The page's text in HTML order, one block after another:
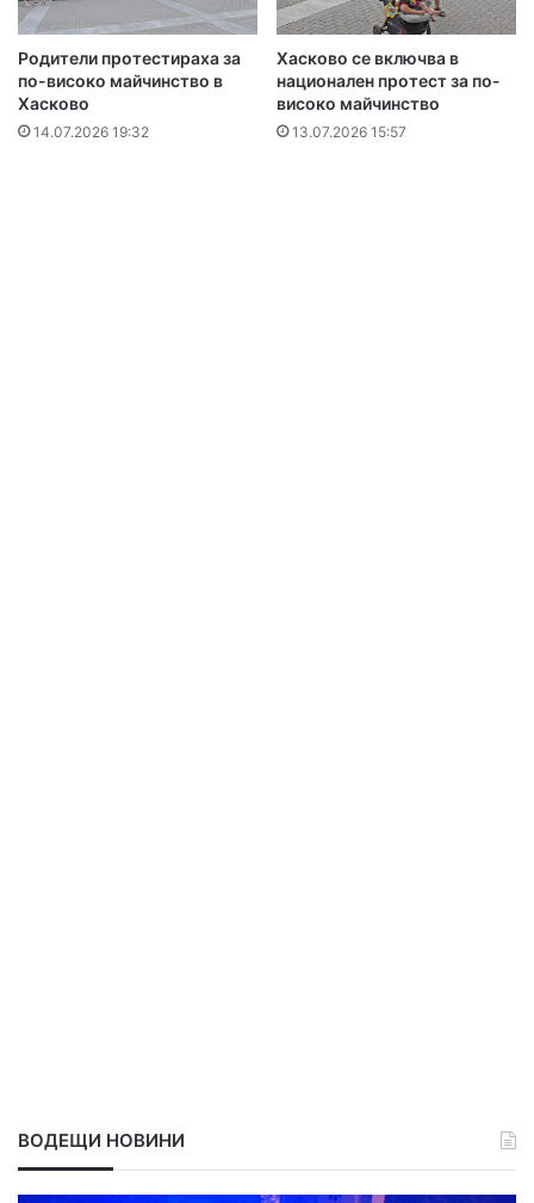
Родители протестираха за
по-високо майчинство в
Хасково
14.07.2026 19:32
Хасково се включва в
национален протест за по-
високо майчинство
13.07.2026 15:57
ВОДЕЩИ НОВИНИ